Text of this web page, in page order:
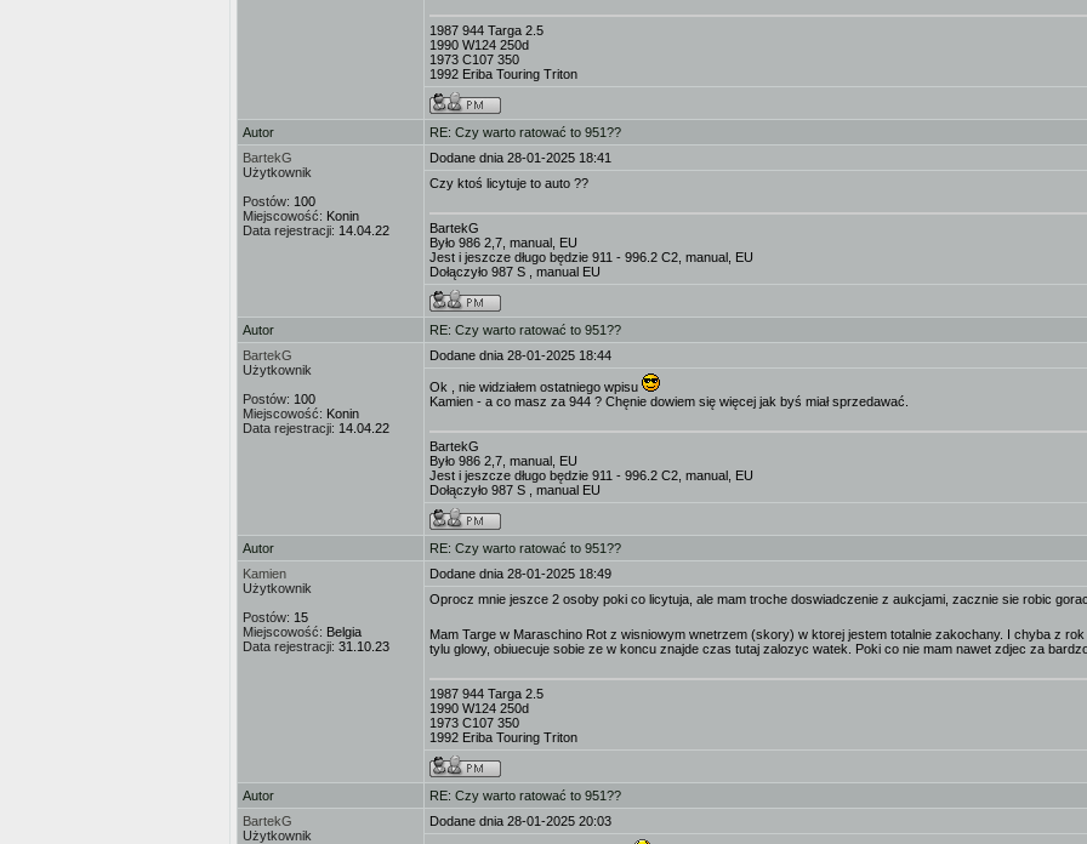
1987 944 Targa 2.5
1990 W124 250d
1973 C107 350
1992 Eriba Touring Triton
Autor
RE: Czy warto ratować to 951??
BartekG
Użytkownik
Postów: 100
Miejscowość: Konin
Data rejestracji: 14.04.22
Dodane dnia 28-01-2025 18:41
Czy ktoś licytuje to auto ??
BartekG
Było 986 2,7, manual, EU
Jest i jeszcze długo będzie 911 - 996.2 C2, manual, EU
Dołączyło 987 S , manual EU
Autor
RE: Czy warto ratować to 951??
BartekG
Użytkownik
Postów: 100
Miejscowość: Konin
Data rejestracji: 14.04.22
Dodane dnia 28-01-2025 18:44
Ok , nie widziałem ostatniego wpisu
Kamien - a co masz za 944 ? Chęnie dowiem się więcej jak byś miał sprzedawać.
BartekG
Było 986 2,7, manual, EU
Jest i jeszcze długo będzie 911 - 996.2 C2, manual, EU
Dołączyło 987 S , manual EU
Autor
RE: Czy warto ratować to 951??
Kamien
Użytkownik
Postów: 15
Miejscowość: Belgia
Data rejestracji: 31.10.23
Dodane dnia 28-01-2025 18:49
Oprocz mnie jeszce 2 osoby poki co licytuja, ale mam troche doswiadczenie z aukcjami, zacznie sie robic
Mam Targe w Maraschino Rot z wisniowym wnetrzem (skory) w ktorej jestem totalnie zakochany. I chyba z
tylu glowy, obiuecuje sobie ze w koncu znajde czas tutaj zalozyc watek. Poki co nie mam nawet zdjec za
1987 944 Targa 2.5
1990 W124 250d
1973 C107 350
1992 Eriba Touring Triton
Autor
RE: Czy warto ratować to 951??
BartekG
Użytkownik
Dodane dnia 28-01-2025 20:03